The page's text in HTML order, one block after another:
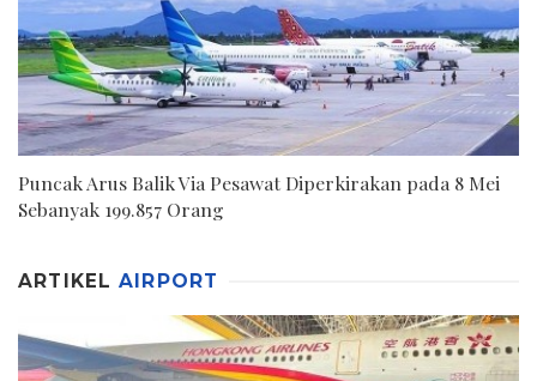
Puncak Arus Balik Via Pesawat Diperkirakan pada 8 Mei
Sebanyak 199.857 Orang
ARTIKEL AIRPORT